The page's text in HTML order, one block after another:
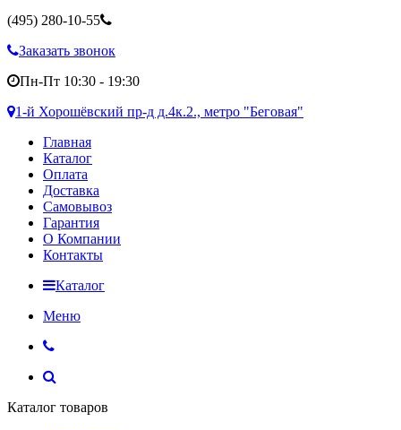
(495) 280-10-55
Заказать звонок
Пн-Пт 10:30 - 19:30
1-й Хорошёвский пр-д д.4к.2., метро "Беговая"
Главная
Каталог
Оплата
Доставка
Самовывоз
Гарантия
О Компании
Контакты
Каталог
Меню
Каталог товаров